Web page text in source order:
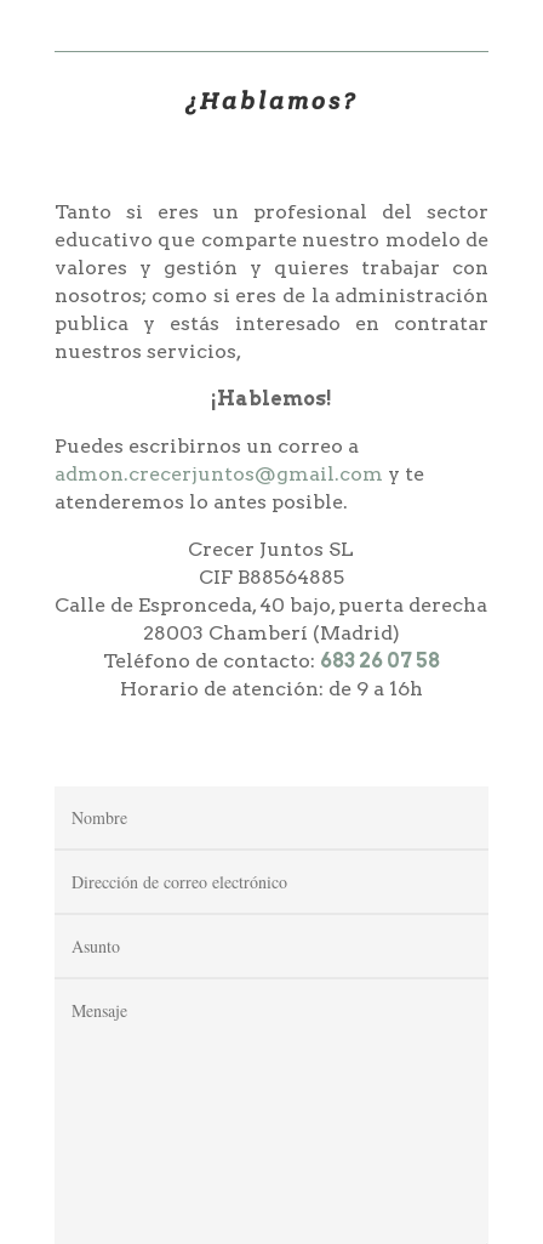
¿Hablamos?
Tanto si eres un profesional del sector
educativo que comparte nuestro modelo de
valores y gestión y quieres trabajar con
nosotros; como si eres de la administración
publica y estás interesado en contratar
nuestros servicios,
¡Hablemos!
Puedes escribirnos un correo a
admon.crecerjuntos@gmail.com y te
atenderemos lo antes posible.
Crecer Juntos SL
CIF B88564885
Calle de Espronceda, 40 bajo, puerta derecha
28003 Chamberí (Madrid)
Teléfono de contacto: 683 26 07 58
Horario de atención: de 9 a 16h